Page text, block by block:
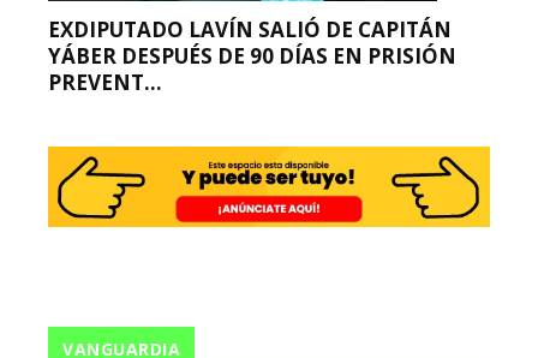
EXDIPUTADO LAVÍN SALIÓ DE CAPITÁN
YÁBER DESPUÉS DE 90 DÍAS EN PRISIÓN
PREVENT...
VANGUARDIA